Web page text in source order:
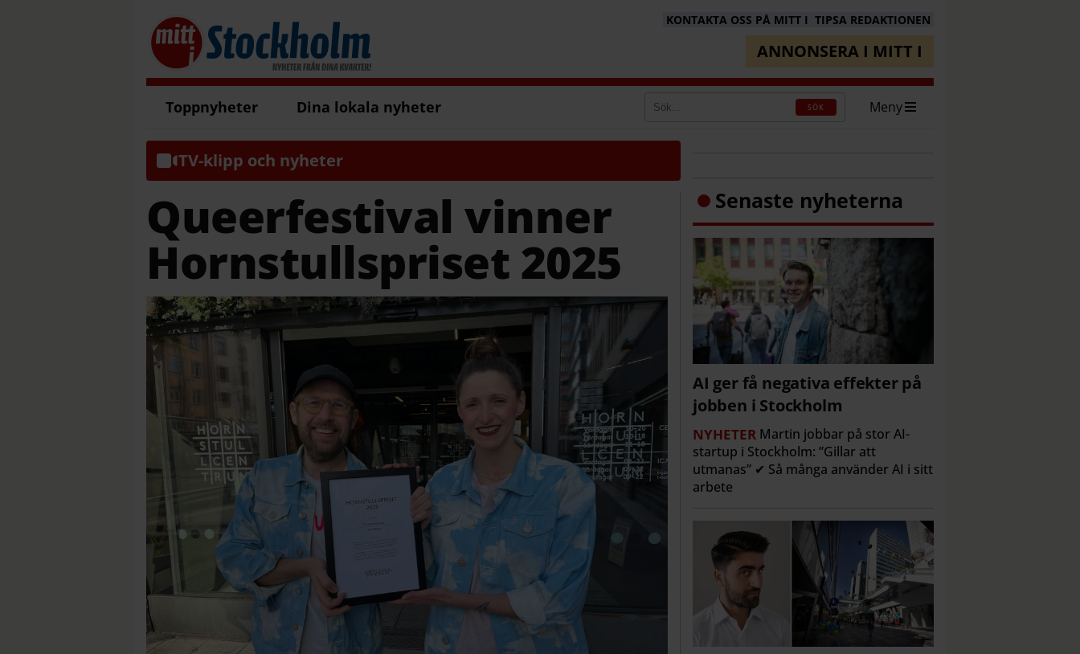
KONTAKTA OSS PÅ MITT I TIPSA REDAKTIONEN
ANNONSERA I MITT I
Toppnyheter Dina lokala nyheter SÖK Meny
TV-klipp och nyheter
Queerfestival vinner
Hornstullspriset 2025
Senaste nyheterna
AI ger få negativa effekter på
jobben i Stockholm
NYHETER Martin jobbar på stor AI-
startup i Stockholm: ”Gillar att
utmanas” ✔ Så många använder AI i sitt
arbete